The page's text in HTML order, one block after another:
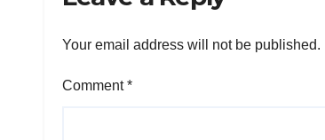
Your email address will not be published.
Comment*